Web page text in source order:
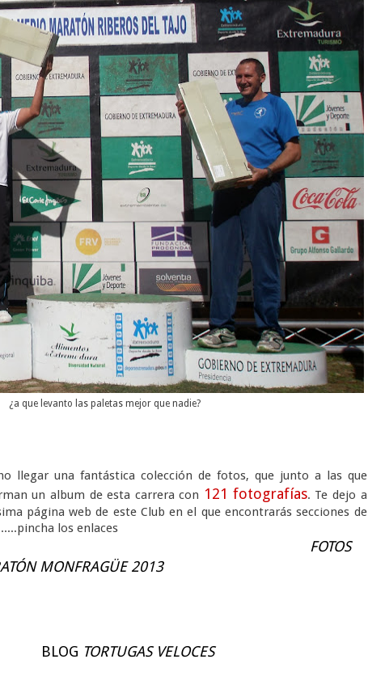
¿a que levanto las paletas mejor que nadie?
llegar una fantástica colección de fotos, que junto a las que
un album de esta carrera con 121 fotografías. Te dejo a
página web de este Club en el que encontrarás secciones de
los enlaces
FOTOS
MONFRAGÜE 2013
BLOG TORTUGAS VELOCES